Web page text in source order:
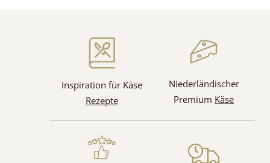
Inspiration für Käse
Rezepte
Niederländischer
Premium Käse